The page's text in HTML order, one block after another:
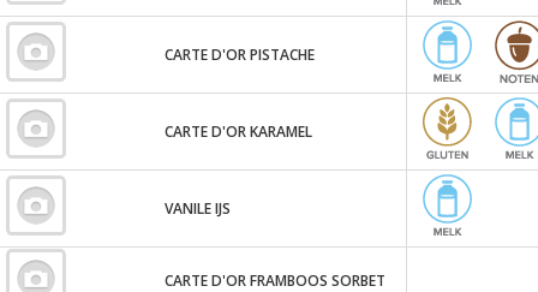
CARTE D'OR PISTACHE
CARTE D'OR KARAMEL
VANILE IJS
CARTE D'OR FRAMBOOS SORBET